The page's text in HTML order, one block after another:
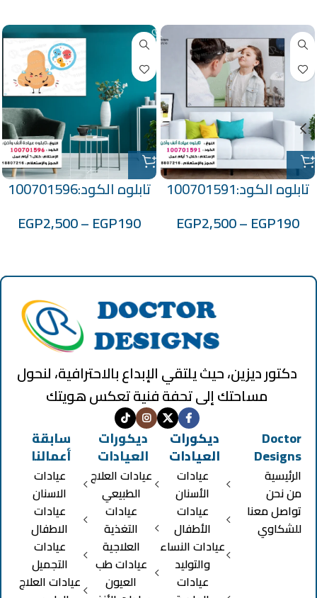
تابلوه الكود:100701591
EGP190
–
EGP2,500
تابلوه الكود:100701596
EGP190
–
EGP2,500
دكتور ديزين، حيث يلتقي الإبداع بالاحترافية، لنحول
مساحتك إلى تحفة فنية تعكس هويتك
Doctor
Designs
الرئيسية
من نحن
تواصل معنا
للشكاوي
ديكورات
العيادات
عيادات
الأسنان
عيادات
الأطفال
عيادات النساء
والتوليد
عيادات
ديكورات
العيادات
عيادات العلاج
الطبيعي
عيادات
التغذية
العلاجية
عيادات طب
العيون
سابقة
أعمالنا
عيادات
الاسنان
عيادات
الاطفال
عيادات
التجميل
عيادات العلاج